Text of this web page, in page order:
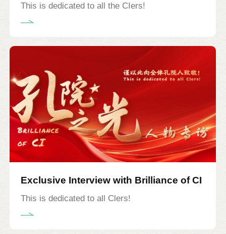
This is dedicated to all the CIers!
Exclusive Interview with Brilliance of CI
This is dedicated to all Clers!